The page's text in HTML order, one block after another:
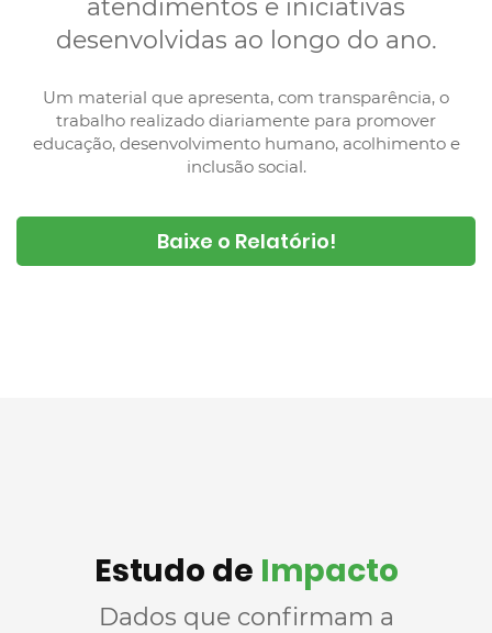
atendimentos e iniciativas
desenvolvidas ao longo do ano.
Um material que apresenta, com transparência, o
trabalho realizado diariamente para promover
educação, desenvolvimento humano, acolhimento e
inclusão social.
Baixe o Relatório!
Estudo de Impacto
Dados que confirmam a